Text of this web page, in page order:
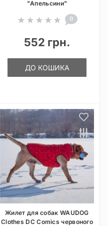
"Апельсини"
0
552 грн.
ДО КОШИКА
Жилет для собак WAUDOG
Clothes DC Comics червоного